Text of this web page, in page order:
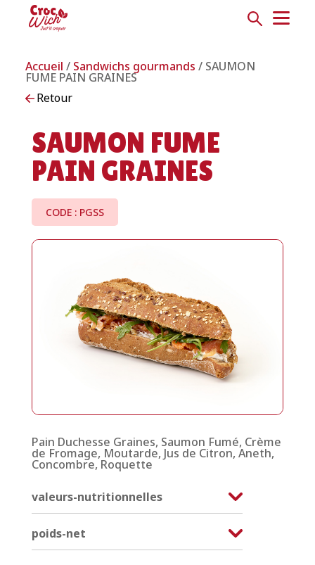
Accueil / Sandwichs gourmands / SAUMON
FUME PAIN GRAINES
Retour
SAUMON FUME
PAIN GRAINES
CODE : PGSS
Pain Duchesse Graines, Saumon Fumé, Crème
de Fromage, Moutarde, Jus de Citron, Aneth,
Concombre, Roquette
valeurs-nutritionnelles
poids-net